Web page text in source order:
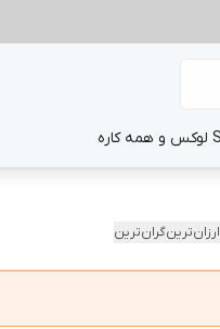
ارزان‌ترینگران‌ترین